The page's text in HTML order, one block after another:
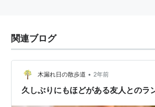
関連ブログ
木漏れ日の散歩道 • 2年前
久しぶりにもほどがある友人とのラ